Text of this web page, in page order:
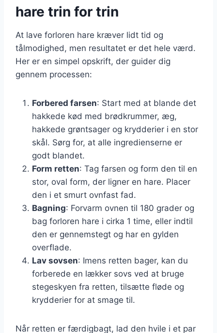
hare trin for trin
At lave forloren hare kræver lidt tid og
tålmodighed, men resultatet er det hele værd.
Her er en simpel opskrift, der guider dig
gennem processen:
Forbered farsen: Start med at blande det
hakkede kød med brødkrummer, æg,
hakkede grøntsager og krydderier i en stor
skål. Sørg for, at alle ingredienserne er
godt blandet.
Form retten: Tag farsen og form den til en
stor, oval form, der ligner en hare. Placer
den i et smurt ovnfast fad.
Bagning: Forvarm ovnen til 180 grader og
bag forloren hare i cirka 1 time, eller indtil
den er gennemstegt og har en gylden
overflade.
Lav sovsen: Imens retten bager, kan du
forberede en lækker sovs ved at bruge
stegeskyen fra retten, tilsætte fløde og
krydderier for at smage til.
Når retten er færdigbagt, lad den hvile i et par